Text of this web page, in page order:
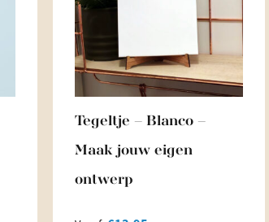
Tegeltje – Blanco –
Maak jouw eigen
ontwerp